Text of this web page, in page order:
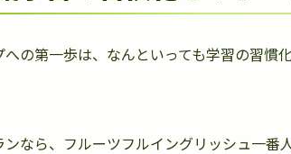
への第一歩は、なんといっても学習の習慣
ンなら、フルーツフルイングリッシュ一番